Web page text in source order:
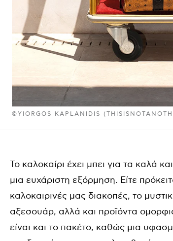
©YIORGOS KAPLANIDIS
Το καλοκαίρι έχει μπει για τα καλά
μια ευχάριστη εξόρμηση. Είτε
καλοκαιρινές μας διακοπές, το
αξεσουάρ, αλλά και προϊόντα
είναι και το πακέτο, καθώς μια